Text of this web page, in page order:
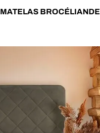
MATELAS BROCÉLIANDE